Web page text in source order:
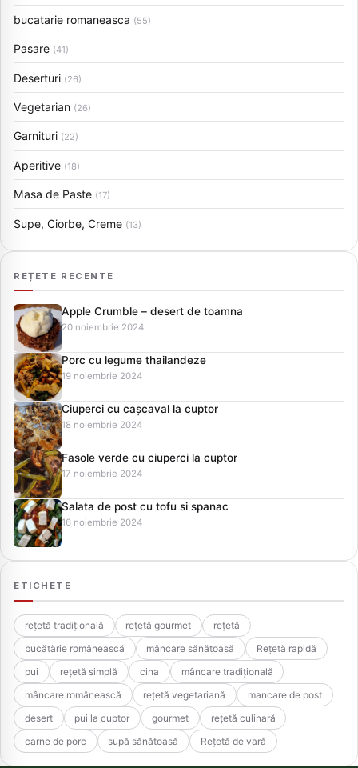
bucatarie romaneasca (55)
Pasare (41)
Deserturi (26)
Vegetarian (26)
Garnituri (22)
Aperitive (18)
Masa de Paste (17)
Supe, Ciorbe, Creme (13)
REȚETE RECENTE
Apple Crumble – desert de toamna
20 noiembrie 2024
Porc cu legume thailandeze
19 noiembrie 2024
Ciuperci cu cașcaval la cuptor
18 noiembrie 2024
Fasole verde cu ciuperci la cuptor
17 noiembrie 2024
Salata de post cu tofu si spanac
16 noiembrie 2024
ETICHETE
rețetă tradițională rețetă gourmet
rețetă
bucătărie românească
mâncare sănătoasă
Rețetă rapidă
pui
rețetă simplă cina
mâncare tradițională
mâncare românească
rețetă vegetariană
mancare de post
desert
pui la cuptor gourmet
rețetă culinară
carne de porc
supă sănătoasă Rețetă de vară